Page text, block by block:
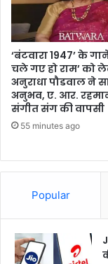
‘बंटवारा 1947’ के
चले गए हो राम’ को
अनुराधा पौडवाल ने
अनुभव, ए. आर.
संगीत संग की वापसी
55 minutes ago
Popular